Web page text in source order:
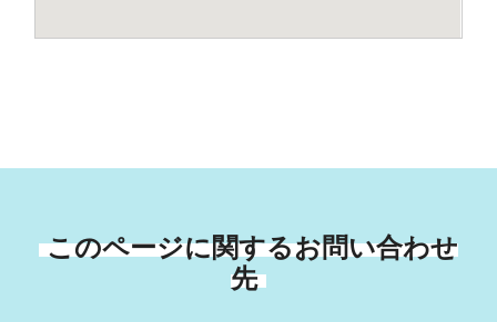
このページに関するお問い合わせ
先